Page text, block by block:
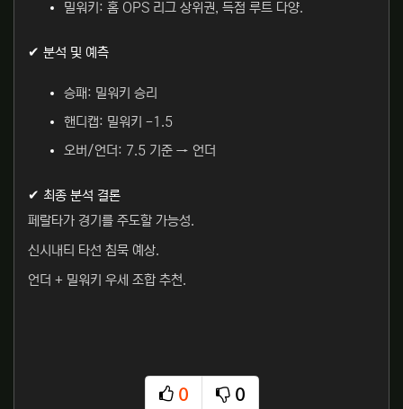
밀워키: 홈 OPS 리그 상위권, 득점 루트 다양.
✔ 분석 및 예측
승패: 밀워키 승리
핸디캡: 밀워키 -1.5
오버/언더: 7.5 기준 → 언더
✔ 최종 분석 결론
페랄타가 경기를 주도할 가능성.
신시내티 타선 침묵 예상.
언더 + 밀워키 우세 조합 추천.
0
0